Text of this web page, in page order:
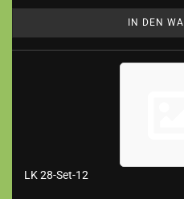
IN DEN
LK 28-Set-12